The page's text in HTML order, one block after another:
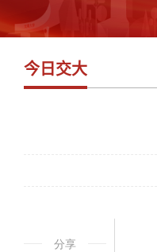
今日交大
分享